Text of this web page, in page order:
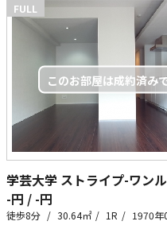
FULL
-円 / -円
徒歩8分 30.64㎡ 1R 1970年